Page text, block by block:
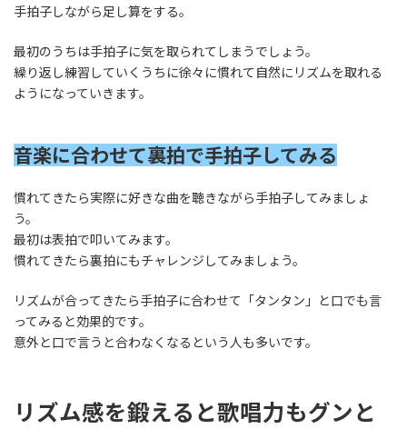
手拍子しながら足し算をする。
最初のうちは手拍子に気を取られてしまうでしょう。
繰り返し練習していくうちに徐々に慣れて自然にリズムを取れる
ようになっていきます。
音楽に合わせて裏拍で手拍子してみる
慣れてきたら実際に好きな曲を聴きながら手拍子してみましょ
う。
最初は表拍で叩いてみます。
慣れてきたら裏拍にもチャレンジしてみましょう。
リズムが合ってきたら手拍子に合わせて「タンタン」と口でも言
ってみると効果的です。
意外と口で言うと合わなくなるという人も多いです。
リズム感を鍛えると歌唱力もグンと